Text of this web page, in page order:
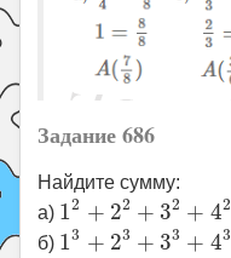
Задание 686
Найдите сумму:
а) 12 + 22 + 32 + 42
12 22+ 2+ +5
б) 13 + 23 + 33 + 43
13 + 23+ 3 3+ 3 +5